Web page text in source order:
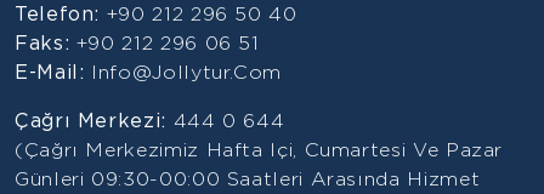
Telefon: +90 212 296 50 40
Faks: +90 212 296 06 51
E-Mail: Info@jollytur.com
Çağrı Merkezi: 444 0 644
(Çağrı Merkezimiz Hafta Içi, Cumartesi Ve Pazar
Günleri 09:30-00:00 Saatleri Arasında Hizmet